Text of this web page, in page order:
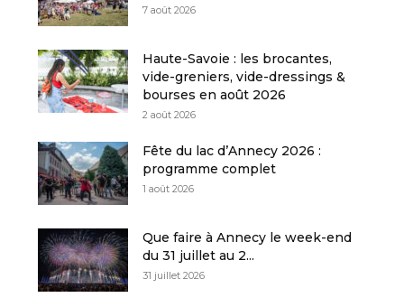
7 août 2026
Haute-Savoie : les brocantes,
vide-greniers, vide-dressings &
bourses en août 2026
2 août 2026
Fête du lac d’Annecy 2026 :
programme complet
1 août 2026
Que faire à Annecy le week-end
du 31 juillet au 2...
31 juillet 2026